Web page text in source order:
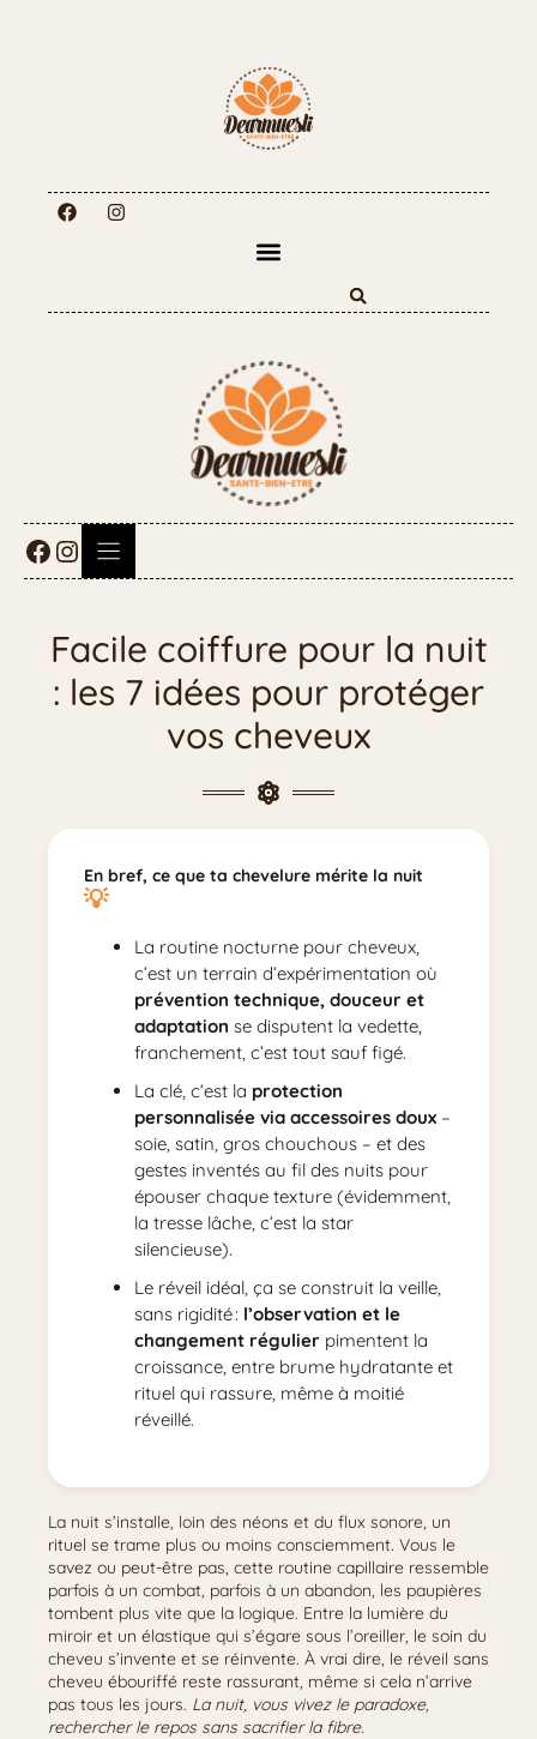
Facile coiffure pour la nuit
: les 7 idées pour protéger
vos cheveux
En bref, ce que ta chevelure mérite la nuit
La routine nocturne pour cheveux,
c’est un terrain d’expérimentation où
prévention technique, douceur et
adaptation se disputent la vedette,
franchement, c’est tout sauf figé.
La clé, c’est la protection
personnalisée via accessoires doux –
soie, satin, gros chouchous – et des
gestes inventés au fil des nuits pour
épouser chaque texture (évidemment,
la tresse lâche, c’est la star
silencieuse).
Le réveil idéal, ça se construit la veille,
sans rigidité : l’observation et le
changement régulier pimentent la
croissance, entre brume hydratante et
rituel qui rassure, même à moitié
réveillé.
La nuit s’installe, loin des néons et du flux sonore, un
rituel se trame plus ou moins consciemment. Vous le
savez ou peut-être pas, cette routine capillaire ressemble
parfois à un combat, parfois à un abandon, les paupières
tombent plus vite que la logique. Entre la lumière du
miroir et un élastique qui s’égare sous l’oreiller, le soin du
cheveu s’invente et se réinvente. À vrai dire, le réveil sans
cheveu ébouriffé reste rassurant, même si cela n’arrive
pas tous les jours. La nuit, vous vivez le paradoxe,
rechercher le repos sans sacrifier la fibre.